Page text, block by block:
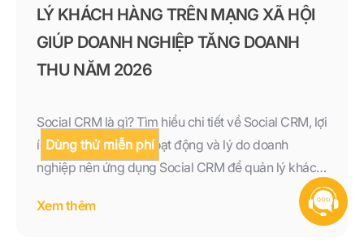
Dùng thử miễn phí
LÝ KHÁCH HÀNG TRÊN MẠNG XÃ HỘI
GIÚP DOANH NGHIỆP TĂNG DOANH
THU NĂM 2026
Social CRM là gì? Tìm hiểu chi tiết về Social CRM, lợi
ích, tính năng, cách hoạt động và lý do doanh
nghiệp nên ứng dụng Social CRM để quản lý khách
nghiệm khách hàng trong năm 2026.
Xem thêm